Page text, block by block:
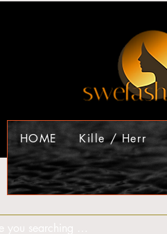
HOME Kille / Herr